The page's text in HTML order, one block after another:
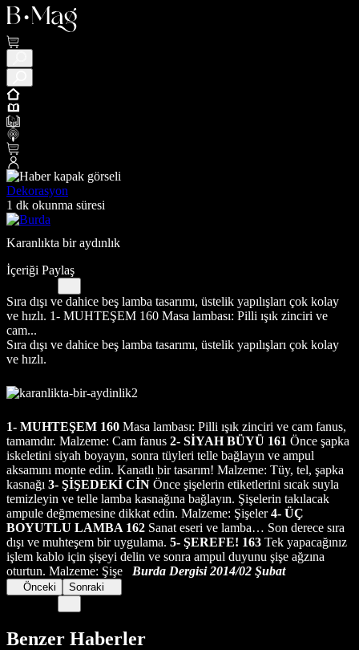
Dekorasyon
1 dk okunma süresi
Karanlıkta bir aydınlık
İçeriği Paylaş
Sıra dışı ve dahice beş lamba tasarımı, üstelik yapılışları çok kolay
ve hızlı. 1- MUHTEŞEM 160 Masa lambası: Pilli ışık zinciri ve
cam...
Sıra dışı ve dahice beş lamba tasarımı, üstelik yapılışları çok kolay
ve hızlı.
1- MUHTEŞEM 160 Masa lambası: Pilli ışık zinciri ve cam fanus,
tamamdır. Malzeme: Cam fanus 2- SİYAH BÜYÜ 161 Önce şapka
iskeletini siyah boyayın, sonra tüyleri telle bağlayın ve ampul
aksamını monte edin. Kanatlı bir tasarım! Malzeme: Tüy, tel, şapka
kasnağı 3- ŞİŞEDEKİ CİN Önce şişelerin etiketlerini sıcak suyla
temizleyin ve telle lamba kasnağına bağlayın. Şişelerin takılacak
ampule değmemesine dikkat edin. Malzeme: Şişeler4- ÜÇ
BOYUTLU LAMBA 162 Sanat eseri ve lamba… Son derece sıra
dışı ve muhteşem bir uygulama. 5- ŞEREFE! 163 Tek yapacağınız
işlem kablo için şişeyi delin ve sonra ampul duyunu şişe ağzına
oturtun. Malzeme: Şişe Burda Dergisi 2014/02 Şubat
Önceki Sonraki
Benzer Haberler